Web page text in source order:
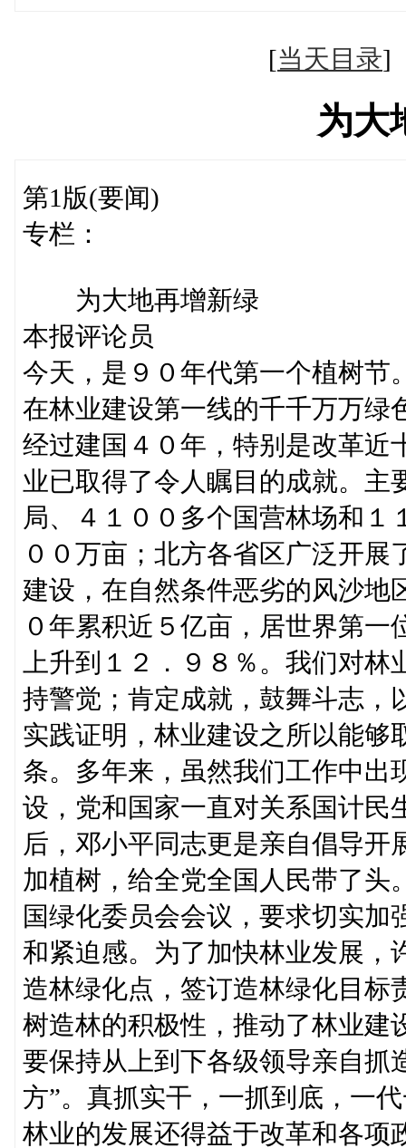
[当天目录
为大
第1版(要闻)
专栏：
为大地再增新绿
本报评论员
今天，是９０年代第一个植树节
在林业建设第一线的千千万万绿
经过建国４０年，特别是改革近
业已取得了令人瞩目的成就。主
局、４１００多个国营林场和
００万亩；北方各省区广泛开展
建设，在自然条件恶劣的风沙地
０年累积近５亿亩，居世界第
上升到１２．９８％。我们对
持警觉；肯定成就，鼓舞斗志，
实践证明，林业建设之所以能够
条。多年来，虽然我们工作中出
设，党和国家一直对关系国计民
后，邓小平同志更是亲自倡导
加植树，给全党全国人民带了头
国绿化委员会会议，要求切实
和紧迫感。为了加快林业发展，
造林绿化点，签订造林绿化目标
树造林的积极性，推动了林业建
要保持从上到下各级领导亲自抓
方”。真抓实干，一抓到底，一
林业的发展还得益于改革和各项